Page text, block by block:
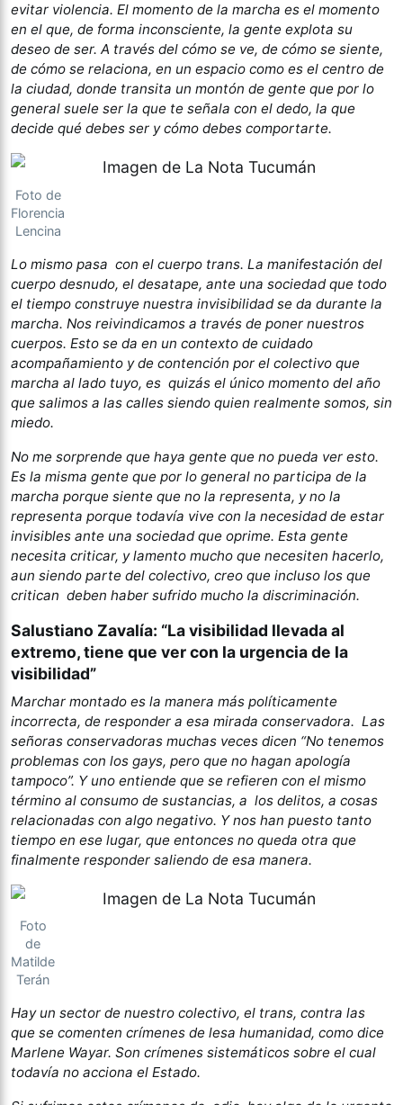
evitar violencia. El momento de la marcha es el momento
en el que, de forma inconsciente, la gente explota su
deseo de ser. A través del cómo se ve, de cómo se siente,
de cómo se relaciona, en un espacio como es el centro de
la ciudad, donde transita un montón de gente que por lo
general suele ser la que te señala con el dedo, la que
decide qué debes ser y cómo debes comportarte.
Foto de
Florencia
Lencina
Lo mismo pasa con el cuerpo trans. La manifestación del
cuerpo desnudo, el desatape, ante una sociedad que todo
el tiempo construye nuestra invisibilidad se da durante la
marcha. Nos reivindicamos a través de poner nuestros
cuerpos. Esto se da en un contexto de cuidado
acompañamiento y de contención por el colectivo que
marcha al lado tuyo, es quizás el único momento del año
que salimos a las calles siendo quien realmente somos, sin
miedo.
No me sorprende que haya gente que no pueda ver esto.
Es la misma gente que por lo general no participa de la
marcha porque siente que no la representa, y no la
representa porque todavía vive con la necesidad de estar
invisibles ante una sociedad que oprime. Esta gente
necesita criticar, y lamento mucho que necesiten hacerlo,
aun siendo parte del colectivo, creo que incluso los que
critican deben haber sufrido mucho la discriminación.
Salustiano Zavalía: “La visibilidad llevada al
extremo, tiene que ver con la urgencia de la
visibilidad”
Marchar montado es la manera más políticamente
incorrecta, de responder a esa mirada conservadora. Las
señoras conservadoras muchas veces dicen “No tenemos
problemas con los gays, pero que no hagan apología
tampoco”. Y uno entiende que se refieren con el mismo
término al consumo de sustancias, a los delitos, a cosas
relacionadas con algo negativo. Y nos han puesto tanto
tiempo en ese lugar, que entonces no queda otra que
finalmente responder saliendo de esa manera.
Foto
de
Matilde
Terán
Hay un sector de nuestro colectivo, el trans, contra las
que se comenten crímenes de lesa humanidad, como dice
Marlene Wayar. Son crímenes sistemáticos sobre el cual
todavía no acciona el Estado.